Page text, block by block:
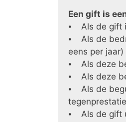
Een gift is
⦁ Als de gift
⦁ Als de
eens per
⦁ Als deze
⦁ Als deze
⦁ Als de
⦁ Als de gift